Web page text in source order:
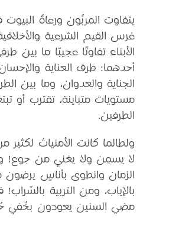
يتفاوت المربُّون ورعاةُ
غرس القيم الشرعية
الأبناء تفاوتًا عجيبًا ما بين
أحدهما: طرف العناية
الجناية والعدوان، وما بين
مستويات متباينة، تقترب أو
الطرفين.
ولطالما كانت الأمنياتُ لكثير
لا يسمِن ولا يغني من جوع!
الزمان وانطوى بأناسٍ يرضون
بالإياب، ومن التربية
مضي السنين يعودون بخُفي